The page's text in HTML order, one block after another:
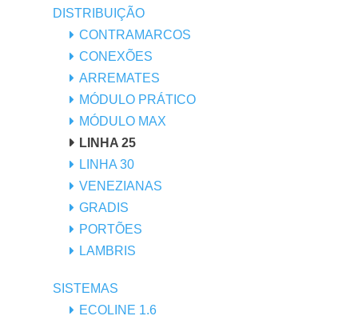
DISTRIBUIÇÃO
CONTRAMARCOS
CONEXÕES
ARREMATES
MÓDULO PRÁTICO
MÓDULO MAX
LINHA 25
LINHA 30
VENEZIANAS
GRADIS
PORTÕES
LAMBRIS
SISTEMAS
ECOLINE 1.6